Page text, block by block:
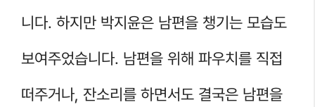
니다. 하지만 박지윤은 남편을 챙기는 모습도
보여주었습니다. 남편을 위해 파우치를 직접
떠주거나, 잔소리를 하면서도 결국은 남편을